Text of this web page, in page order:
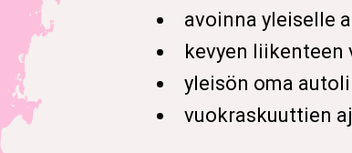
avoinna yleiselle
kevyen liikenteen
yleisön oma
vuokraskuuttien